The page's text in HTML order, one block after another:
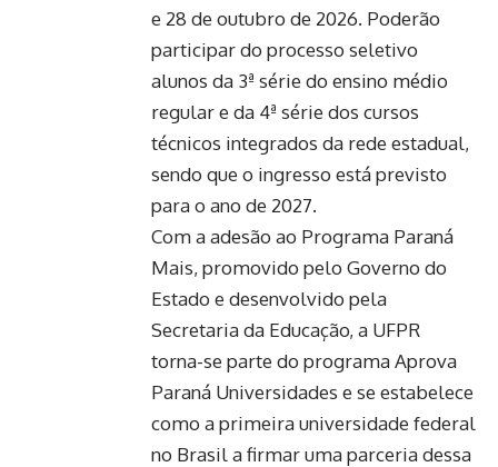
e 28 de outubro de 2026. Poderão
participar do processo seletivo
alunos da 3ª série do ensino médio
regular e da 4ª série dos cursos
técnicos integrados da rede estadual,
sendo que o ingresso está previsto
para o ano de 2027.
Com a adesão ao Programa Paraná
Mais, promovido pelo Governo do
Estado e desenvolvido pela
Secretaria da Educação, a UFPR
torna-se parte do programa Aprova
Paraná Universidades e se estabelece
como a primeira universidade federal
no Brasil a firmar uma parceria dessa